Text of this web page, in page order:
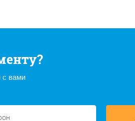
с вами